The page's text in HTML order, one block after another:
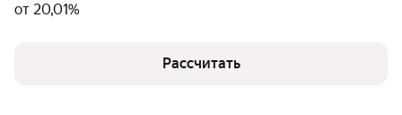
от 20,01%
Рассчитать